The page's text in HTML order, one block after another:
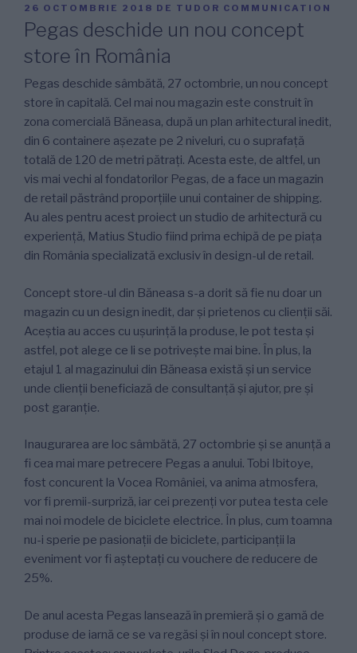
PUBLICAT
PE
26 OCTOMBRIE 2018 DE TUDOR COMMUNICATION
Pegas deschide un nou concept
store în România
Pegas deschide sâmbătă, 27 octombrie, un nou concept
store în capitală. Cel mai nou magazin este construit în
zona comercială Băneasa, după un plan arhitectural inedit,
din 6 containere așezate pe 2 niveluri, cu o suprafață
totală de 120 de metri pătrați. Acesta este, de altfel, un
vis mai vechi al fondatorilor Pegas, de a face un magazin
de retail păstrând proporțiile unui container de shipping.
Au ales pentru acest proiect un studio de arhitectură cu
experiență, Matius Studio fiind prima echipă de pe piața
din România specializată exclusiv în design-ul de retail.
Concept store-ul din Băneasa s-a dorit să fie nu doar un
magazin cu un design inedit, dar și prietenos cu clienții săi.
Aceștia au acces cu ușurință la produse, le pot testa și
astfel, pot alege ce li se potrivește mai bine. În plus, la
etajul 1 al magazinului din Băneasa există și un service
unde clienții beneficiază de consultanță și ajutor, pre și
post garanție.
Inaugurarea are loc sâmbătă, 27 octombrie și se anunță a
fi cea mai mare petrecere Pegas a anului. Tobi Ibitoye,
fost concurent la Vocea României, va anima atmosfera,
vor fi premii-surpriză, iar cei prezenți vor putea testa cele
mai noi modele de biciclete electrice. În plus, cum toamna
nu-i sperie pe pasionații de biciclete, participanții la
eveniment vor fi așteptați cu vouchere de reducere de
25%.
De anul acesta Pegas lansează în premieră și o gamă de
produse de iarnă ce se va regăsi și în noul concept store.